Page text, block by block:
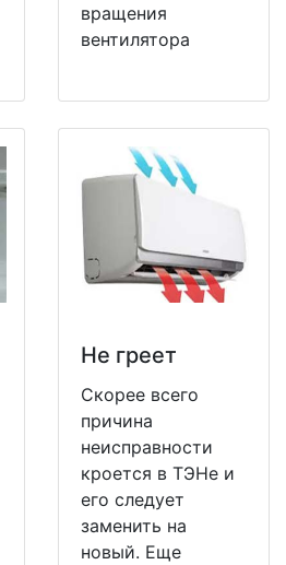
вращения
вентилятора
Не греет
Скорее всего
причина
неисправности
кроется в ТЭНе и
его следует
заменить на
новый. Еще